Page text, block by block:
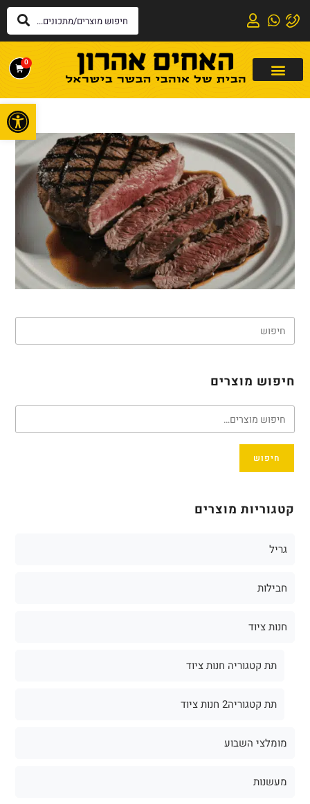
0
חיפוש מוצרים
חיפוש
קטגוריות מוצרים
גריל
חבילות
חנות ציוד
תת קטגוריה חנות ציוד
תת קטגוריה2 חנות ציוד
מומלצי השבוע
מעשנות